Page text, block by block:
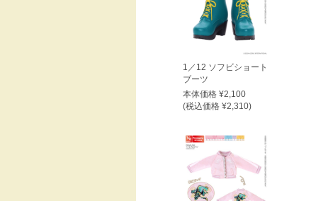
1／12 ソフビショート
ブーツ
本体価格 ¥2,100
(税込価格 ¥2,310)